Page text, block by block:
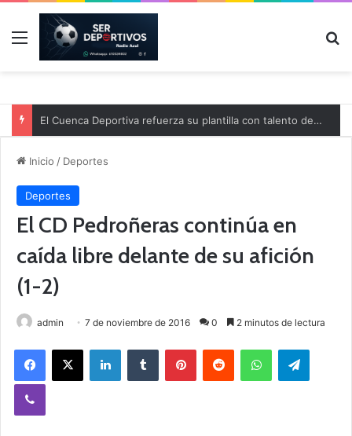
Menú
El Cuenca Deportiva refuerza su plantilla con talento de la comarca
Inicio / Deportes
Deportes
El CD Pedroñeras continúa en
caída libre delante de su afición
(1-2)
admin 7 de noviembre de 2016 0 2 minutos de lectura